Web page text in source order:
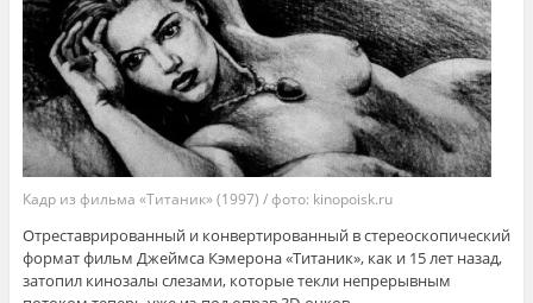
Кадр из фильма «Титаник» (1997) / фото: kinopoisk.ru
Отреставрированный и конвертированный в стереоскопический
формат фильм Джеймса Кэмерона «Титаник», как и 15 лет назад,
затопил кинозалы слезами, которые текли непрерывным